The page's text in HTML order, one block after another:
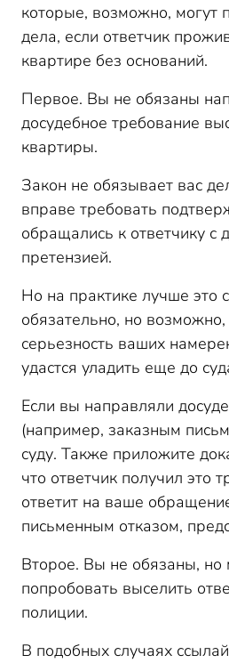
которые, возможно, могут
дела, если ответчик
квартире без оснований.
Первое. Вы не обязаны
досудебное требование
квартиры.
Закон не обязывает вас
вправе требовать
обращались к ответчику с
претензией.
Но на практике лучше это
обязательно, но
серьезность ваших
удастся уладить еще до
Если вы направляли
(например, заказным
суду. Также приложите
что ответчик получил это
ответит на ваше
письменным отказом,
Второе. Вы не обязаны, но
попробовать выселить
полиции.
В подобных случаях